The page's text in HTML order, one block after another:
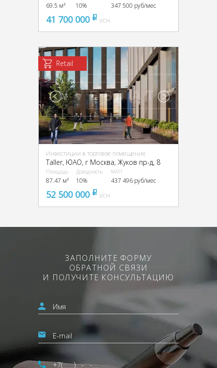
69.5 м² 10% 347 500 руб/мес
41 700 000 pуб
УСН
Retail
Инвестиции в торговое помещение
Taller, ЮАО, г Москва, Жуков пр-д, 8
Площадь
87.47 м²
Доходность
10%
МАП
437 496 руб/мес
52 500 000 pуб
УСН
ЗАПОЛНИТЕ ФОРМУ
ОБРАТНОЙ СВЯЗИ
И ПОЛУЧИТЕ КОНСУЛЬТАЦИЮ